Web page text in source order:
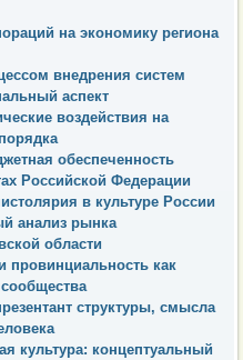
на экономику региона
внедрения систем
аспект
воздействия на
обеспеченность
Российской Федерации
в культуре России
анализ рынка
области
провинциальность как
структуры, смысла
культура: концептуальный